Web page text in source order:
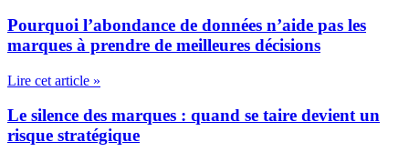
Pourquoi l’abondance de données n’aide pas les
marques à prendre de meilleures décisions
Lire cet article »
Le silence des marques : quand se taire devient un
risque stratégique